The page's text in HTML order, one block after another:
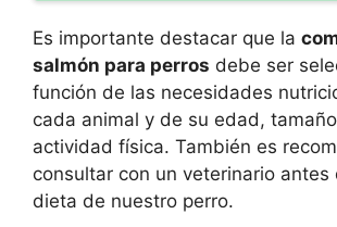
Es importante destacar que la
salmón para perros debe ser
función de las necesidades
cada animal y de su edad,
actividad física. También es
consultar con un veterinario antes
dieta de nuestro perro.